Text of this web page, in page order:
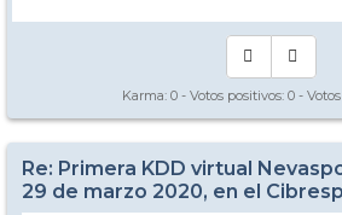
Karma: 0 - Votos positivos: 0 -
Re: Primera KDD virtual
29 de marzo 2020, en el